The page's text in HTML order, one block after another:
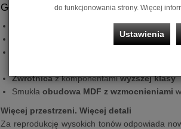
Główne Cechy:
Otwarta i detaliczna góra pasmadzięki
układ midwoofer - tweeter -
Zwrotnicaz komponentamiwyższej klasy
Smukłaobudowa MDF z wzmocnieniami
Więcej przestrzeni. Więcej detali
Za reprodukcję wysokich tonów odpowiada
do funkcjonowania strony. Więcej
Ustawienia